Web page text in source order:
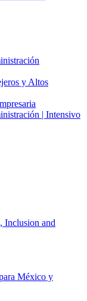
y Altos
| Intensivo
Inclusion and
México y